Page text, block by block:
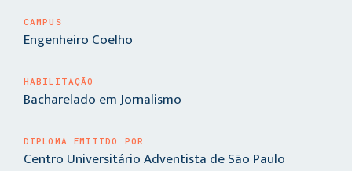
CAMPUS
Engenheiro Coelho
HABILITAÇÃO
Bacharelado em Jornalismo
DIPLOMA EMITIDO POR
Centro Universitário Adventista de São Paulo